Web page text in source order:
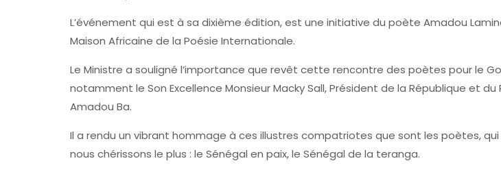
L’événement qui est à sa dixième édition, est une initiative du poète Amadou
Maison Africaine de la Poésie Internationale.
Le Ministre a souligné l’importance que revêt cette rencontre des poètes pour le
notamment le Son Excellence Monsieur Macky Sall, Président de la République et du
Amadou Ba.
Il a rendu un vibrant hommage à ces illustres compatriotes que sont les poètes,
nous chérissons le plus : le Sénégal en paix, le Sénégal de la teranga.